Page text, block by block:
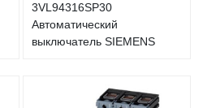
3VL94316SP30
Автоматический
выключатель SIEMENS